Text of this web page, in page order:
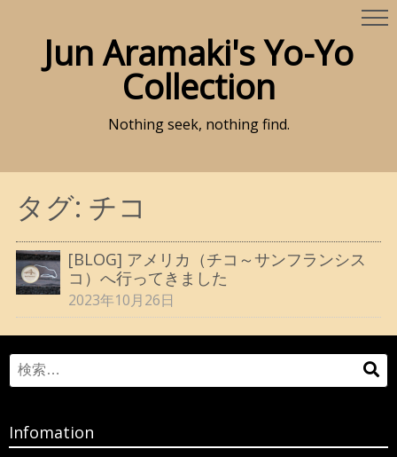
Jun Aramaki's Yo-Yo
Collection
Nothing seek, nothing find.
タグ: チコ
[BLOG] アメリカ（チコ～サンフランシス
コ）へ行ってきました
2023年10月26日
Search
for:
検
Infomation